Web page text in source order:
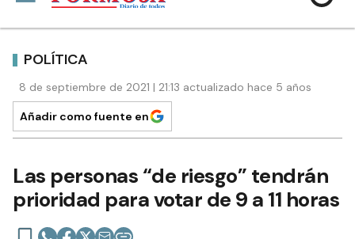
POLÍTICA
8 de septiembre de 2021 | 21:13 actualizado hace 5 años
Añadir como fuente en
Las personas “de riesgo” tendrán
prioridad para votar de 9 a 11 horas